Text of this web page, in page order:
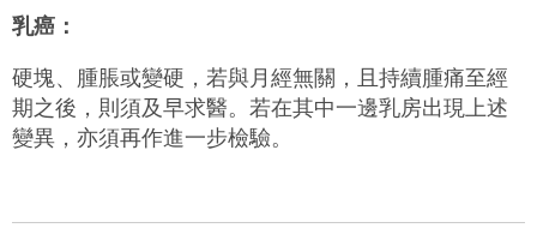
乳癌：
硬塊、腫脹或變硬，若與月經無關，且持續腫痛至經
期之後，則須及早求醫。若在其中一邊乳房出現上述
變異，亦須再作進一步檢驗。